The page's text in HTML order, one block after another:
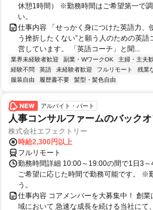
休憩1時間） ※勤務時間はご希望第一で
い。
仕事内容 「せっかく身につけた英語力、
う挫折したくない”と願う人のための英
営しています。 「英語コーチ」と聞...
業界未経験者歓迎 副業・WワークOK 主婦・主夫
経験不問
英語 未経験者歓迎 フルリモート 残業
服装自由
履歴書不要 髪型・髪色自由
アルバイト・パート
人事コンサルファームのバック
株式会社エフェクトリー
時給2,300円以上
フルリモート
勤務時間詳細 10:00～19:00の間で1日3
ご希望に応じた時間で勤務可能です。 ※
う。
仕事内容 コアメンバーを大募集中！ 創
域において 急速な成長を続ける当社にて